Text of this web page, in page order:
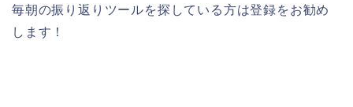
毎朝の振り返りツールを探している方は登録をお勧め
します！